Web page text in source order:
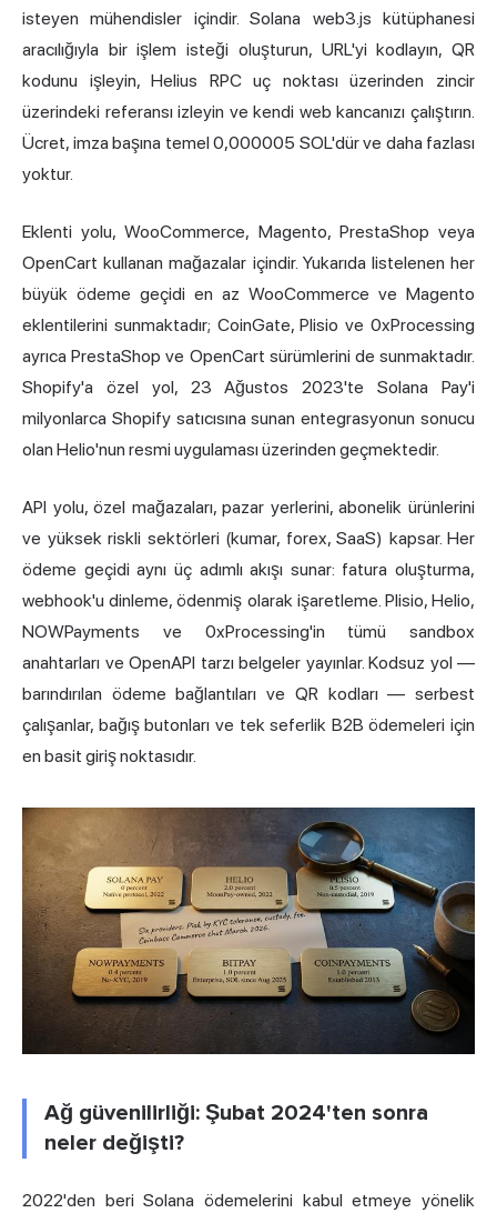
isteyen mühendisler içindir. Solana web3.js kütüphanesi
aracılığıyla bir işlem isteği oluşturun, URL'yi kodlayın, QR
kodunu işleyin, Helius RPC uç noktası üzerinden zincir
üzerindeki referansı izleyin ve kendi web kancanızı çalıştırın.
Ücret, imza başına temel 0,000005 SOL'dür ve daha fazlası
yoktur.
Eklenti yolu, WooCommerce, Magento, PrestaShop veya
OpenCart kullanan mağazalar içindir. Yukarıda listelenen her
büyük ödeme geçidi en az WooCommerce ve Magento
eklentilerini sunmaktadır; CoinGate, Plisio ve 0xProcessing
ayrıca PrestaShop ve OpenCart sürümlerini de sunmaktadır.
Shopify'a özel yol, 23 Ağustos 2023'te Solana Pay'i
milyonlarca Shopify satıcısına sunan entegrasyonun sonucu
olan Helio'nun resmi uygulaması üzerinden geçmektedir.
API yolu, özel mağazaları, pazar yerlerini, abonelik ürünlerini
ve yüksek riskli sektörleri (kumar, forex, SaaS) kapsar. Her
ödeme geçidi aynı üç adımlı akışı sunar: fatura oluşturma,
webhook'u dinleme, ödenmiş olarak işaretleme. Plisio, Helio,
NOWPayments ve 0xProcessing'in tümü sandbox
anahtarları ve OpenAPI tarzı belgeler yayınlar. Kodsuz yol —
barındırılan ödeme bağlantıları ve QR kodları — serbest
çalışanlar, bağış butonları ve tek seferlik B2B ödemeleri için
en basit giriş noktasıdır.
Ağ güvenilirliği: Şubat 2024'ten sonra
neler değişti?
2022'den beri Solana ödemelerini kabul etmeye yönelik